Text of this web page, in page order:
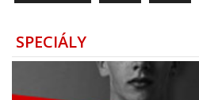
SPECIÁLY